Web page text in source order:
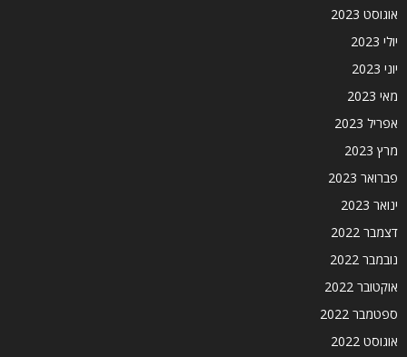
אוגוסט 2023
יולי 2023
יוני 2023
מאי 2023
אפריל 2023
מרץ 2023
פברואר 2023
ינואר 2023
דצמבר 2022
נובמבר 2022
אוקטובר 2022
ספטמבר 2022
אוגוסט 2022